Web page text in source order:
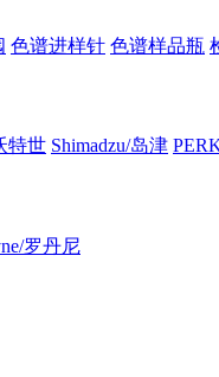
色谱进样针 色谱样品瓶
特世 Shimadzu/岛津
罗丹尼